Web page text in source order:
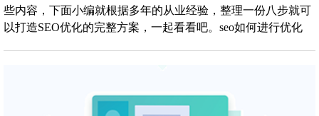
些内容，下面小编就根据多年的从业经验，整理一份八步就可
以打造SEO优化的完整方案，一起看看吧。seo如何进行优化